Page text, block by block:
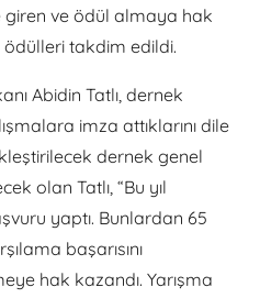
giren ve ödül almaya hak
takdim edildi.
Abidin Tatlı, dernek
imza attıklarını dile
dernek genel
olan Tatlı, “Bu yıl
yaptı. Bunlardan 65
başarısını
hak kazandı. Yarışma